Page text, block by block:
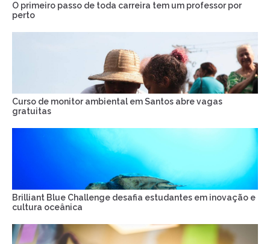
O primeiro passo de toda carreira tem um professor por
perto
Curso de monitor ambiental em Santos abre vagas
gratuitas
Brilliant Blue Challenge desafia estudantes em inovação e
cultura oceânica